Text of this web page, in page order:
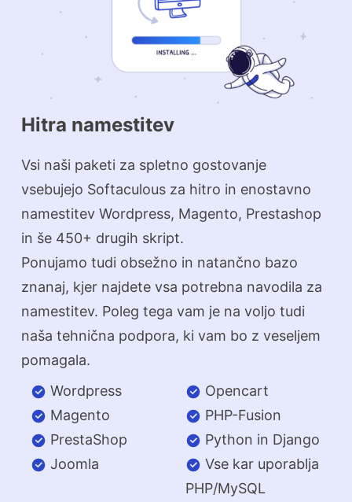
Hitra namestitev
Vsi naši paketi za spletno gostovanje
vsebujejo Softaculous za hitro in enostavno
namestitev Wordpress, Magento, Prestashop
in še 450+ drugih skript.
Ponujamo tudi obsežno in natančno bazo
znanaj, kjer najdete vsa potrebna navodila za
namestitev. Poleg tega vam je na voljo tudi
naša tehnična podpora, ki vam bo z veseljem
pomagala.
Wordpress
Magento
PrestaShop
Joomla
Opencart
PHP-Fusion
Python in Django
Vse kar uporablja
PHP/MySQL